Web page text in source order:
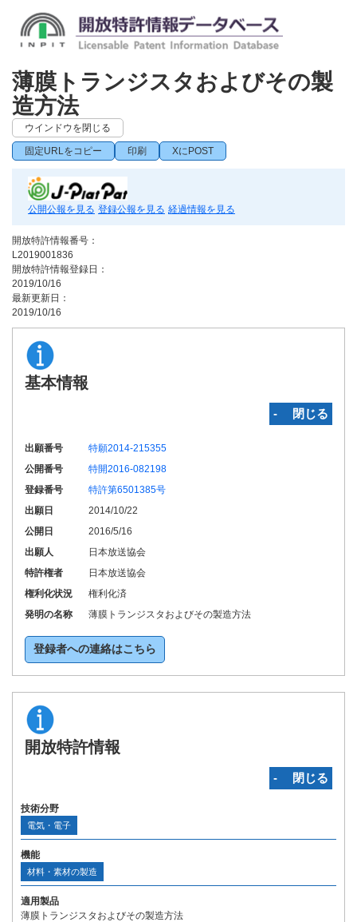
薄膜トランジスタおよびその製
造方法
ウインドウを閉じる
固定URLをコピー 印刷 XにPOST
公開公報を見る 登録公報を見る 経過情報を見る
開放特許情報番号：
L2019001836
開放特許情報登録日：
2019/10/16
最新更新日：
2019/10/16
基本情報
‐ 閉じる
出願番号
特願2014-215355
公開番号
特開2016-082198
登録番号
特許第6501385号
出願日
2014/10/22
公開日
2016/5/16
出願人
日本放送協会
特許権者
日本放送協会
権利化状況
権利化済
発明の名称
薄膜トランジスタおよびその製造方法
登録者への連絡はこちら
開放特許情報
‐ 閉じる
技術分野
電気・電子
機能
材料・素材の製造
適用製品
薄膜トランジスタおよびその製造方法